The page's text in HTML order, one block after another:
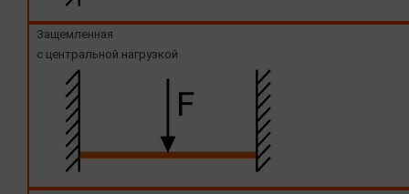
Защемленная
с центральной нагрузкой